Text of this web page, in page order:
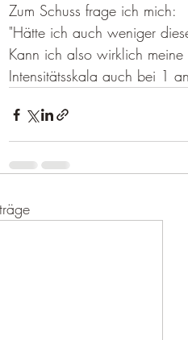
Zum Schuss frage ich mich:
"Hätte ich auch weniger
Kann ich also wirklich
Intensitätsskala auch bei 1